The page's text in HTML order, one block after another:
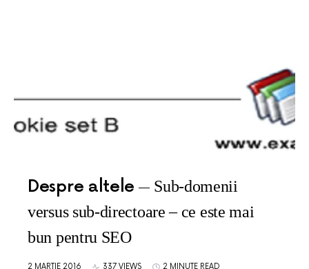
Despre altele
Sub-domenii
versus sub-directoare – ce este mai
bun pentru SEO
2 MARTIE 2016 337 VIEWS 2 MINUTE READ